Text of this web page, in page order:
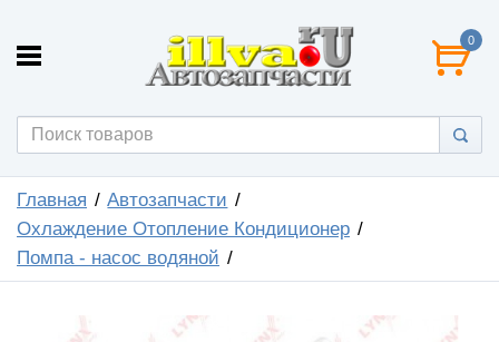
0
Главная
Автозапчасти
Охлаждение Отопление Кондиционер
Помпа - насос водяной